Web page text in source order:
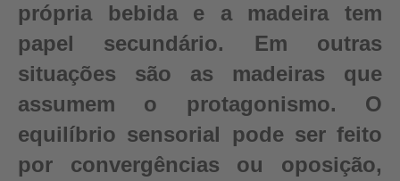
própria bebida e a madeira tem
papel secundário. Em outras
situações são as madeiras que
assumem o protagonismo. O
equilíbrio sensorial pode ser feito
por convergências ou oposição,